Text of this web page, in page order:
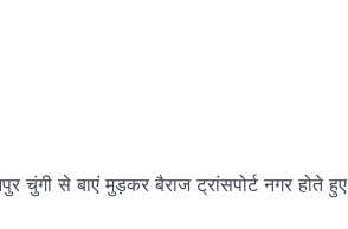
से बाएं मुड़कर बैराज ट्रांसपोर्ट नगर होते हुए